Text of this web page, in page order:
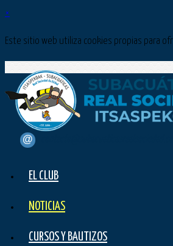
×
Este sitio web utiliza cookies propias para
EL CLUB
NOTICIAS
CURSOS Y BAUTIZOS